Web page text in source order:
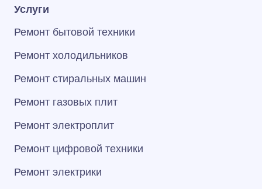
Услуги
Ремонт бытовой техники
Ремонт холодильников
Ремонт стиральных машин
Ремонт газовых плит
Ремонт электроплит
Ремонт цифровой техники
Ремонт электрики